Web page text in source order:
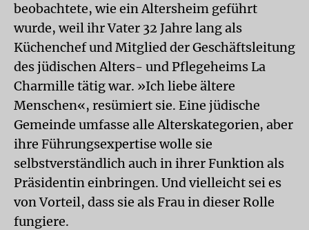
beobachtete, wie ein Altersheim geführt
wurde, weil ihr Vater 32 Jahre lang als
Küchenchef und Mitglied der Geschäftsleitung
des jüdischen Alters- und Pflegeheims La
Charmille tätig war. »Ich liebe ältere
Menschen«, resümiert sie. Eine jüdische
Gemeinde umfasse alle Alterskategorien, aber
ihre Führungsexpertise wolle sie
selbstverständlich auch in ihrer Funktion als
Präsidentin einbringen. Und vielleicht sei es
von Vorteil, dass sie als Frau in dieser Rolle
fungiere.